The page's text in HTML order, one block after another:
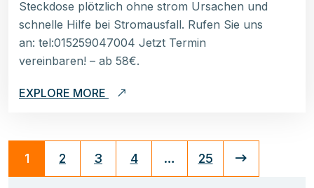
Steckdose plötzlich ohne strom Ursachen und
schnelle Hilfe bei Stromausfall. Rufen Sie uns
an: tel:015259047004 Jetzt Termin
vereinbaren! – ab 58€.
EXPLORE MORE
1 2 3 4 … 25